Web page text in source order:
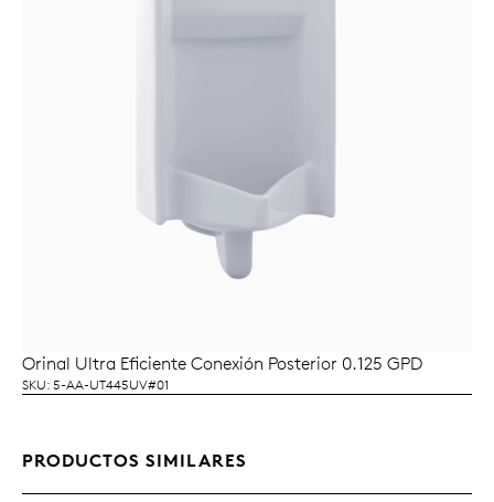
LEER MÁS
Orinal Ultra Eficiente Conexión Posterior 0.125 GPD
SKU: 5-AA-UT445UV#01
PRODUCTOS SIMILARES